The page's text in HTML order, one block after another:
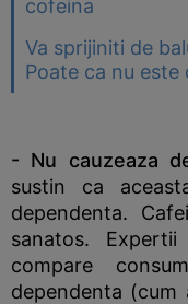
cofeina
Va sprijiniti de
Poate ca nu este
- Nu cauzeaza
sustin ca
dependenta.
sanatos.
compare
dependenta